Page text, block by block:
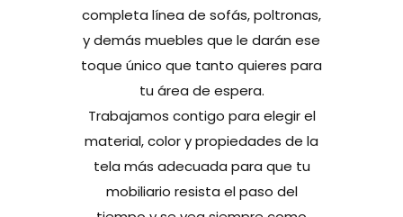
completa línea de sofás, poltronas,
y demás muebles que le darán ese
toque único que tanto quieres para
tu área de espera.
Trabajamos contigo para elegir el
material, color y propiedades de la
tela más adecuada para que tu
mobiliario resista el paso del